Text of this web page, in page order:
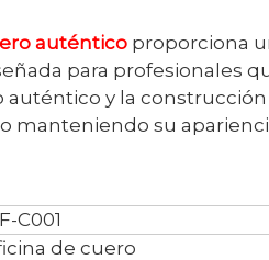
auténtico proporciona
para profesionales
auténtico y la construcción
manteniendo su
C001
de cuero